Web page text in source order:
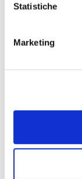
Statistiche
Marketing
chitarra elettrica